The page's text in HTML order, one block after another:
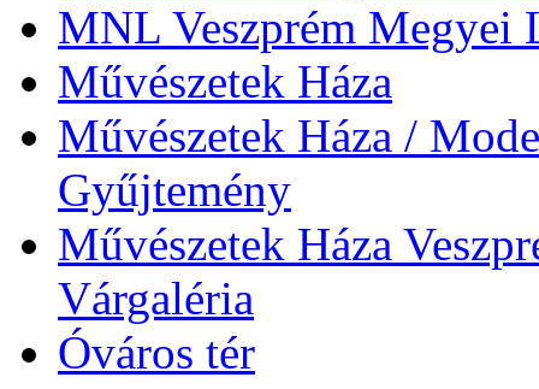
MNL Veszprém Megyei
Művészetek Háza
Művészetek Háza /
Gyűjtemény
Művészetek Háza
Várgaléria
Óváros tér